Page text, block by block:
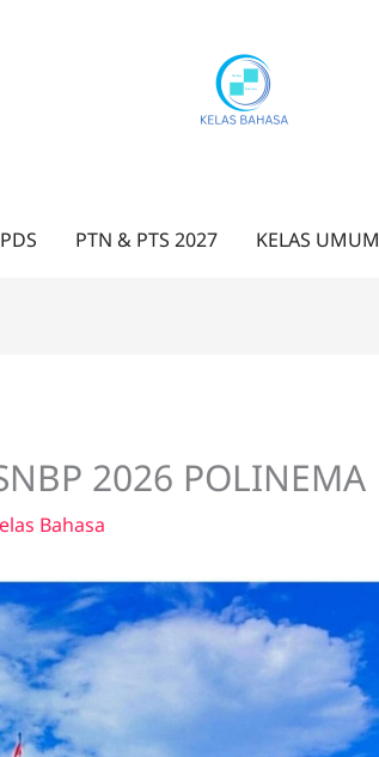
PTN & PTS 2027 KELAS UMUM
2026 POLINEMA
Bahasa